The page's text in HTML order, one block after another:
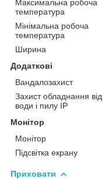
Максимальна робоча
температура
Мінімальна робоча
температура
Ширина
Додаткові
Вандалозахист
Захист обладнання від
води і пилу IP
Монітор
Монітор
Підсвітка екрану
Приховати